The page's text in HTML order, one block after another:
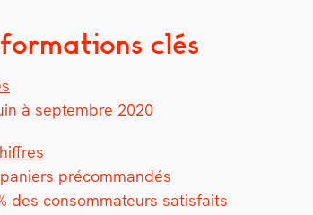
clés
à sep­tem­bre 2020
pré­com­mandés
des con­som­ma­teurs sat­is­faits